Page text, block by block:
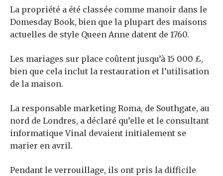
La propriété a été classée comme manoir dans le
Domesday Book, bien que la plupart des maisons
actuelles de style Queen Anne datent de 1760.
Les mariages sur place coûtent jusqu’à 15 000 £,
bien que cela inclut la restauration et l’utilisation
de la maison.
La responsable marketing Roma, de Southgate, au
nord de Londres, a déclaré qu’elle et le consultant
informatique Vinal devaient initialement se
marier en avril.
Pendant le verrouillage, ils ont pris la difficile